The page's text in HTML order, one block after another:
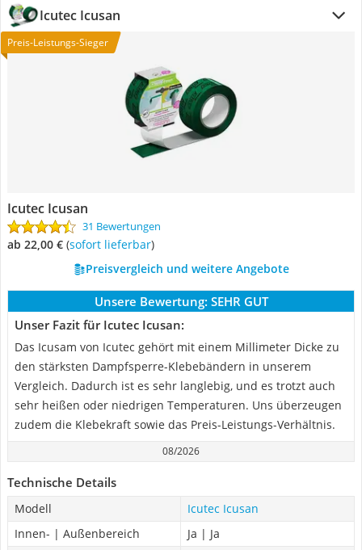
Icutec Icusan
Preis-Leistungs-Sieger
Icutec Icusan
31 Bewertungen
ab 22,00 € ( Sofort lieferbar)
Preisvergleich und weitere Angebote
Unsere Bewertung: SEHR GUT
Unser Fazit für Icutec Icusan:
Das Icusam von Icutec gehört mit einem Millimeter Dicke zu
den stärksten Dampfsperre-Klebebändern in unserem
Vergleich. Dadurch ist es sehr langlebig, und es trotzt auch
sehr heißen oder niedrigen Temperaturen. Uns überzeugen
zudem die Klebekraft sowie das Preis-Leistungs-Verhältnis.
08/2026
Technische Details
Modell
Icutec Icusan
Innen- | Außenbereich
Ja | Ja